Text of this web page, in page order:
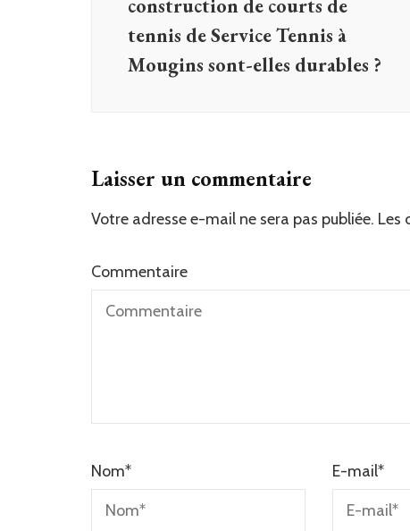
construction de courts de
tennis de Service Tennis à
Mougins sont-elles durables ?
Laisser un commentaire
Votre adresse e-mail ne sera pas publiée. Les
Commentaire
Nom* E-mail*
Alternative: